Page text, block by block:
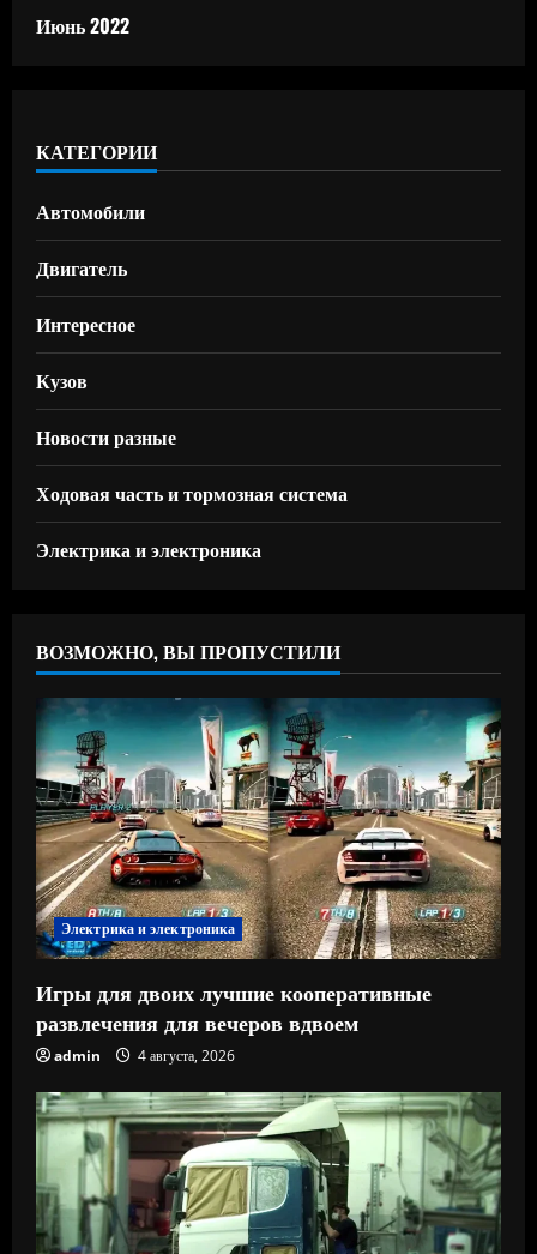
Июнь 2022
КАТЕГОРИИ
Автомобили
Двигатель
Интересное
Кузов
Новости разные
Ходовая часть и тормозная система
Электрика и электроника
ВОЗМОЖНО, ВЫ ПРОПУСТИЛИ
Электрика и электроника
Игры для двоих лучшие кооперативные
развлечения для вечеров вдвоем
admin 4 августа, 2026